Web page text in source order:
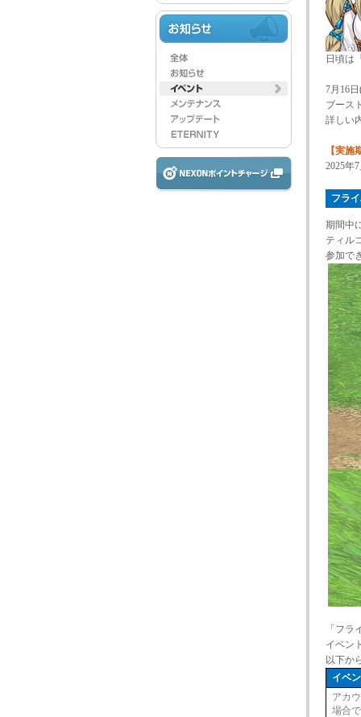
日頃は
7月16
ブース
詳しい
【実施
2025年
フラ
期間中
ティル
参加で
「フ
イベン
以下か
イベ
アカ
場合